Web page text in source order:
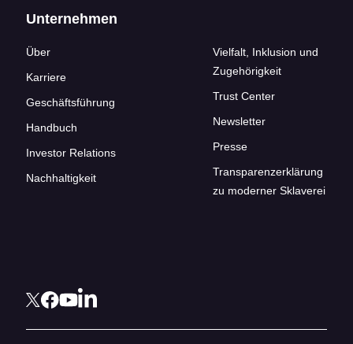
Unternehmen
Über
Karriere
Geschäftsführung
Handbuch
Investor Relations
Nachhaltigkeit
Vielfalt, Inklusion und
Zugehörigkeit
Trust Center
Newsletter
Presse
Transparenzerklärung
zu moderner Sklaverei